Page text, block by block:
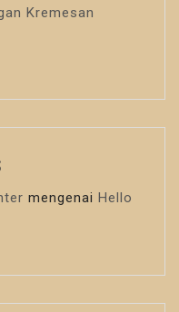
Kremesan
mengenai Hello